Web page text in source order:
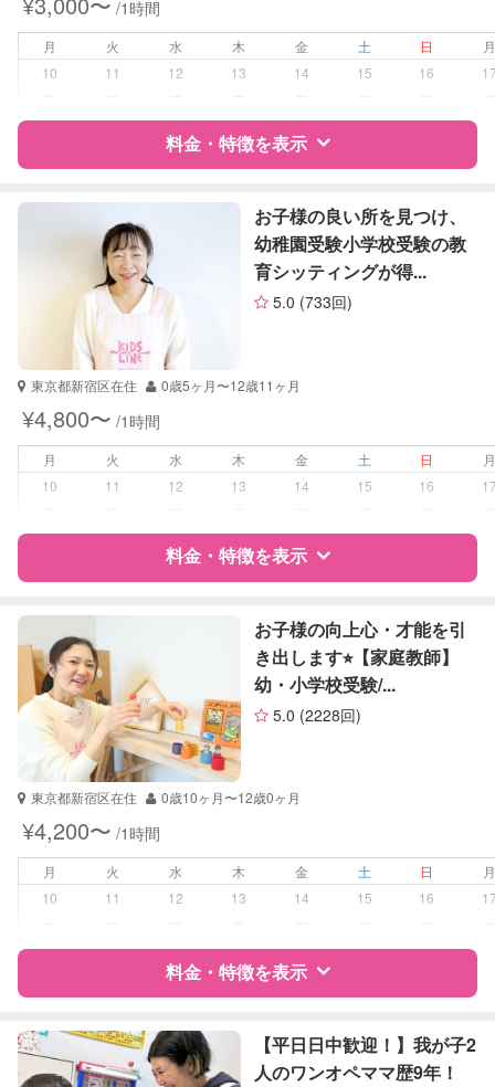
大学受験
高校生
/1時間
月 火 水 木 金 土 日
10
11 12 13 14 15 16
料金・特徴を表示
特徴 料金 レビュー
サポートの特徴
受験対策
小学校受験
学校/塾の補習・宿題 小学生
算数
理科
社会
お子様の良い所を見つけ、
幼稚園受験小学校受験の教
育シッティングが得...
5.0 (733回)
東京都新宿区在住 0歳5ヶ月〜12歳11ヶ月
¥4,800〜 /1時間
月 火 水 木 金 土 日
10
11 12 13 14 15 16
料金・特徴を表示
特徴 料金
サポートの特徴
資格
企業型割引対象(旧内閣府補助対象)
自治体届出済ベビーシッター
保育士
幼稚園教諭
受験対策 小学校受験
なし
お子様の向上心・才能を引
き出します⭐︎【家庭教師】
幼・小学校受験/...
5.0 (2228回)
東京都新宿区在住 0歳10ヶ月〜12歳0ヶ月
¥4,200〜 /1時間
月 火 水 木 金 土 日
10
11 12 13 14 15 16
料金・特徴を表示
特徴 料金 レビュー
【平日日中歓迎！】我が子2
人のワンオペママ歴9年！